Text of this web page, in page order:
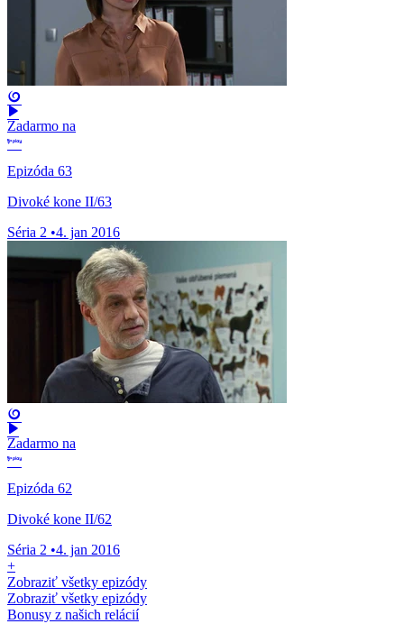
Zadarmo na
Epizóda 63
Divoké kone II/63
Séria 2 •4. jan 2016
Zadarmo na
Epizóda 62
Divoké kone II/62
Séria 2 •4. jan 2016
+
Zobraziť všetky epizódy
Zobraziť všetky epizódy
Bonusy z našich relácií